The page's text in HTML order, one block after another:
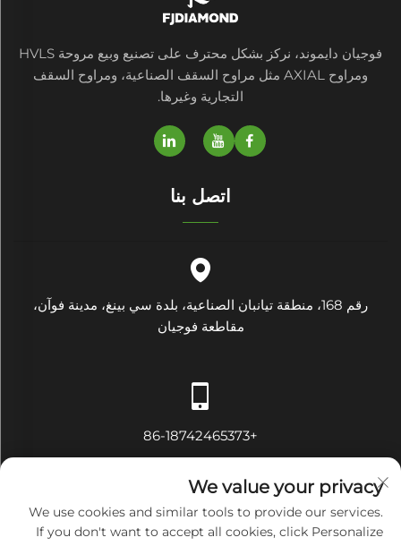
فوجيان دايموند، نركز بشكل محترف على تصنيع وبيع مروحة HVLS
ومراوح AXIAL مثل مراوح السقف الصناعية، ومراوح السقف
التجارية وغيرها.
اتصل بنا
رقم 168، منطقة تيانبان الصناعية، بلدة سي بينغ، مدينة فوآن،
مقاطعة فوجيان
+86-18742465373
[email protected]
We value your privacy
We use cookies and similar tools to provide our services.
If you don't want to accept all cookies, click Personalize